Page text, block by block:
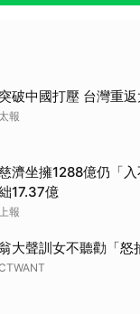
文分享）
突破中國打壓 台灣重
太報
濟坐擁1288億仍「
17.37億
報
大聲訓女不聽勸「怒